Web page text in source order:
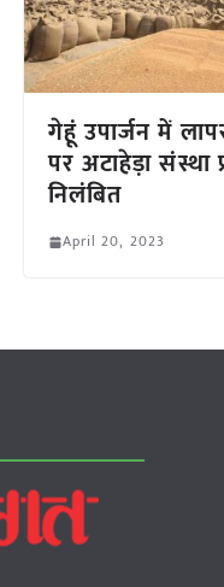
गेहूं उपार्जन में
पर अटाहेड़ा संस्था
निलंबित
April 20, 2023